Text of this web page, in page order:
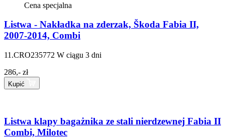
Cena specjalna
Listwa - Nakładka na zderzak, Škoda Fabia II,
2007-2014, Combi
11.CRO235772 W ciągu 3 dni
286,- zł
Kupić
Listwa klapy bagażnika ze stali nierdzewnej Fabia II
Combi, Milotec